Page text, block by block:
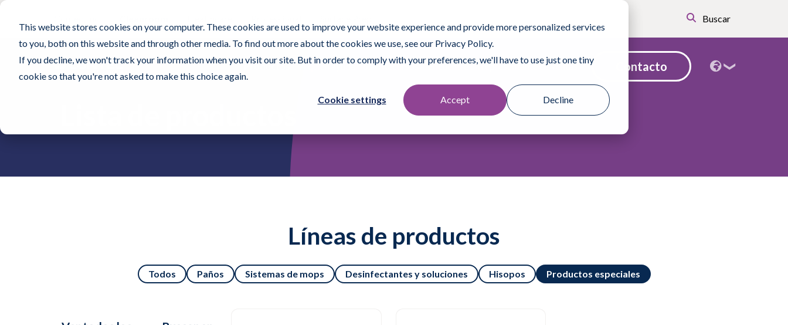
This website stores cookies on your computer. These cookies are used to improve your website experience and provide more personalized services
to you, both on this website and through other media. To find out more about the cookies we use, see our Privacy Policy.
If you decline, we won't track your information when you visit our site. But in order to comply with your preferences, we'll have to use just one tiny
cookie so that you're not asked to make this choice again.
Cookie settings Accept Decline
Buscar
Productos A quién ayudamos Recursos Encuentre un representante de ventas Contacto
Líneas de productos
Todos Paños Sistemas de mops Desinfectantes y soluciones Hisopos Productos especiales